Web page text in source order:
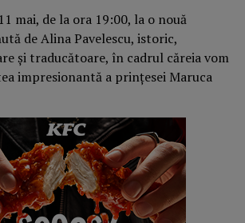
mai, de la ora 19:00, la o nouă
de Alina Pavelescu, istoric,
şi traducătoare, în cadrul căreia vom
impresionantă a prinţesei Maruca